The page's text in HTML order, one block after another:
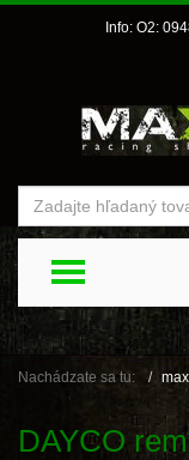
Info: O2:
Nachádzate sa tu:
DAYCO